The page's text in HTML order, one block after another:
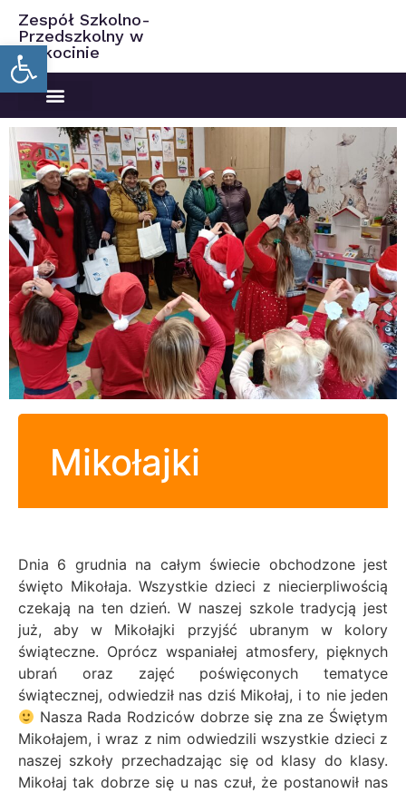
Open toolbar
Zespół Szkolno-
Przedszkolny w
Ciekocinie
Mikołajki
Dnia 6 grudnia na całym świecie obchodzone jest
święto Mikołaja. Wszystkie dzieci z niecierpliwością
czekają na ten dzień. W naszej szkole tradycją jest
już, aby w Mikołajki przyjść ubranym w kolory
świąteczne. Oprócz wspaniałej atmosfery, pięknych
ubrań oraz zajęć poświęconych tematyce
świątecznej, odwiedził nas dziś Mikołaj, i to nie jeden
Nasza Rada Rodziców dobrze się zna ze Świętym
Mikołajem, i wraz z nim odwiedzili wszystkie dzieci z
naszej szkoły przechadzając się od klasy do klasy.
Mikołaj tak dobrze się u nas czuł, że postanowił nas